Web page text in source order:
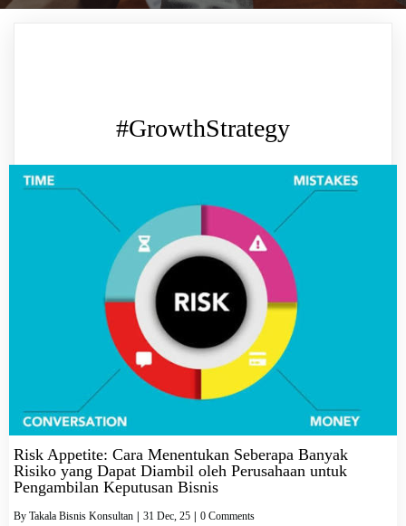
#GrowthStrategy
Risk Appetite: Cara Menentukan Seberapa Banyak
Risiko yang Dapat Diambil oleh Perusahaan untuk
Pengambilan Keputusan Bisnis
By Takala Bisnis Konsultan 31 Dec, 25 0 Comments